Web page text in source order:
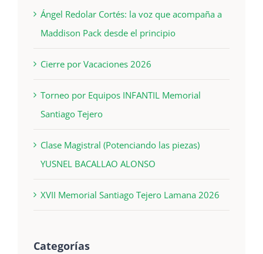
Ángel Redolar Cortés: la voz que acompaña a
Maddison Pack desde el principio
Cierre por Vacaciones 2026
Torneo por Equipos INFANTIL Memorial
Santiago Tejero
Clase Magistral (Potenciando las piezas)
YUSNEL BACALLAO ALONSO
XVII Memorial Santiago Tejero Lamana 2026
Categorías